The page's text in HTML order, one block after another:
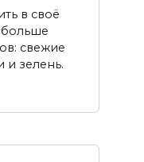
в своё
свежие
и зелень.